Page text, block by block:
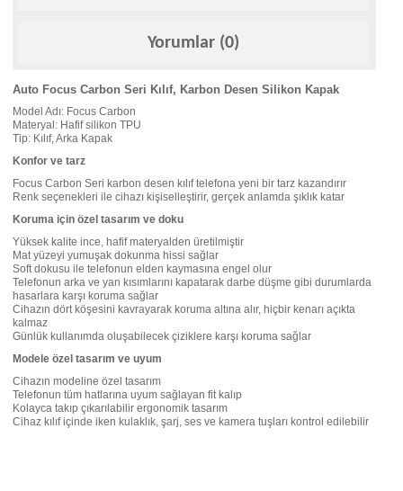
Yorumlar (0)
Auto Focus Carbon Seri Kılıf, Karbon Desen Silikon Kapak
Model Adı: Focus Carbon
Materyal: Hafif silikon TPU
Tip: Kılıf, Arka Kapak
Konfor ve tarz
Focus Carbon Seri karbon desen kılıf telefona yeni bir tarz kazandırır
Renk seçenekleri ile cihazı kişiselleştirir, gerçek anlamda şıklık katar
Koruma için özel tasarım ve doku
Yüksek kalite ince, hafif materyalden üretilmiştir
Mat yüzeyi yumuşak dokunma hissi sağlar
Soft dokusu ile telefonun elden kaymasına engel olur
Telefonun arka ve yan kısımlarını kapatarak darbe düşme gibi durumlarda
hasarlara karşı koruma sağlar
Cihazın dört köşesini kavrayarak koruma altına alır, hiçbir kenarı açıkta
kalmaz
Günlük kullanımda oluşabilecek çiziklere karşı koruma sağlar
Modele özel tasarım ve uyum
Cihazın modeline özel tasarım
Telefonun tüm hatlarına uyum sağlayan fit kalıp
Kolayca takıp çıkarılabilir ergonomik tasarım
Cihaz kılıf içinde iken kulaklık, şarj, ses ve kamera tuşları kontrol edilebilir